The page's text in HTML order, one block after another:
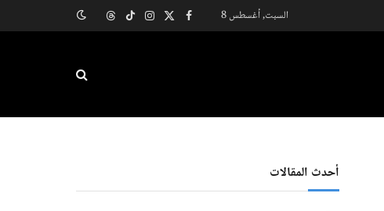
السبت, أغسطس 8 فيسبوك
X
الانستغرام
تيكتوكThreads
أحدث المقالات